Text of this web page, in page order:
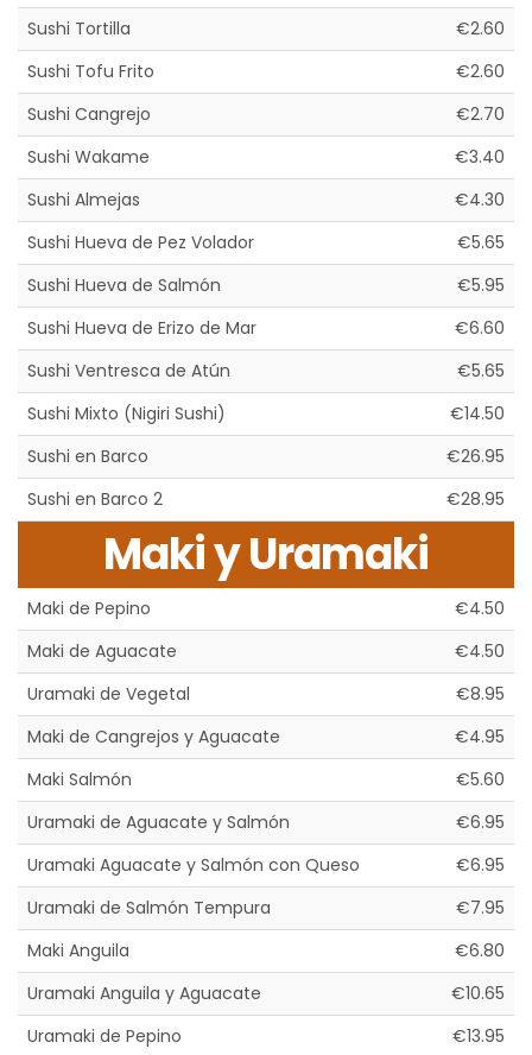
Sushi Tortilla
€2.60
Sushi Tofu Frito
€2.60
Sushi Cangrejo
€2.70
Sushi Wakame
€3.40
Sushi Almejas
€4.30
Sushi Hueva de Pez Volador
€5.65
Sushi Hueva de Salmón
€5.95
Sushi Hueva de Erizo de Mar
€6.60
Sushi Ventresca de Atún
€5.65
Sushi Mixto (Nigiri Sushi)
€14.50
Sushi en Barco
€26.95
Sushi en Barco 2
€28.95
Maki y Uramaki
Maki de Pepino
€4.50
Maki de Aguacate
€4.50
Uramaki de Vegetal
€8.95
Maki de Cangrejos y Aguacate
€4.95
Maki Salmón
€5.60
Uramaki de Aguacate y Salmón
€6.95
Uramaki Aguacate y Salmón con Queso
€6.95
Uramaki de Salmón Tempura
€7.95
Maki Anguila
€6.80
Uramaki Anguila y Aguacate
€10.65
Uramaki de Pepino
€13.95